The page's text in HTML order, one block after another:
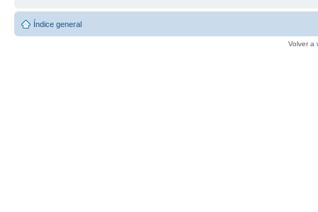
Índice general
Volver a